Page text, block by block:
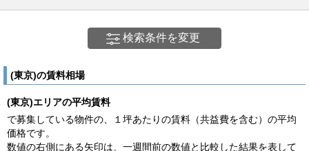
検索条件を変更
(東京)の賃料相場
(東京)エリアの平均賃料
で募集している物件の、１坪あたりの賃料（共益費を含む）の平均
価格です。
数値の右側にある矢印は、一週間前の数値と比較した結果を表して